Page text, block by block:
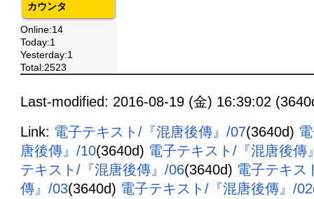
カウンタ
Online:14
Today:1
Yesterday:1
Total:2523
Last-modified: 2016-08-19 (金) 16:39:02
Link: 電子テキスト/『混唐後傳』/07(3640d)
唐後傳』/10(3640d) 電子テキスト/『混唐後傳
テキスト/『混唐後傳』/06(3640d) 電子テキス
傳』/03(3640d) 電子テキスト/『混唐後傳』/02